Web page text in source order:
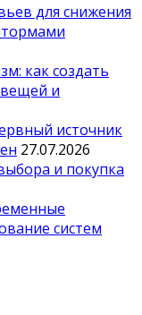
для снижения
как создать
и
источник
27.07.2026
и покупка
систем